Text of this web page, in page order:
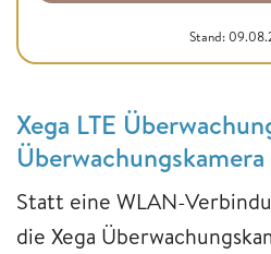
Stand:
Xega LTE
Statt eine WLAN-
die Xega